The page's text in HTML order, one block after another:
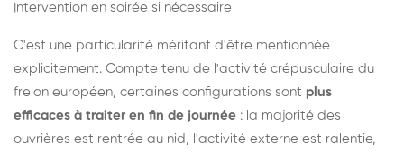
Intervention en soirée si nécessaire
C'est une particularité méritant d'être mentionnée
explicitement. Compte tenu de l'activité crépusculaire du
frelon européen, certaines configurations sont plus
efficaces à traiter en fin de journée : la majorité des
ouvrières est rentrée au nid, l'activité externe est ralentie,